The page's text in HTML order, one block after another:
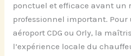
ponctuel et efficace avant un
professionnel important.
aéroport CDG ou Orly, la
l’expérience locale du